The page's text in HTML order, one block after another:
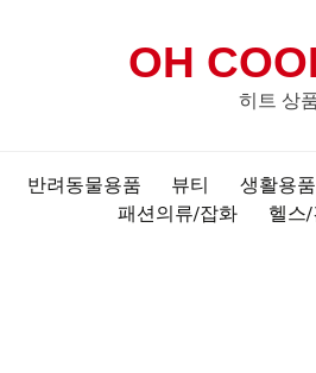
OH
히트 상
반려동물용품 뷰티 생활용품
패션의류/잡화
헬스